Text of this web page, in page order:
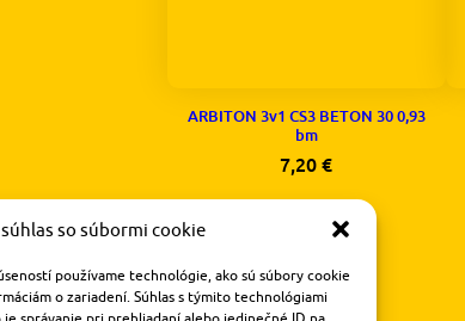
so súbormi cookie
používame technológie, ako sú súbory cookie
o zariadení. Súhlas s týmito technológiami
ARBITON 3v1 CS3 BETON 30 0,93
bm
7,20€